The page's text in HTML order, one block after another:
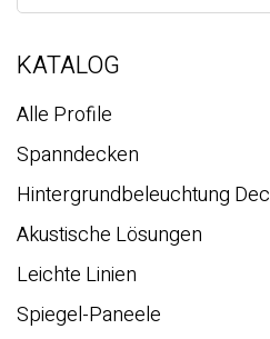
c
e
KATALOG
Alle Profile
Spanndecken
Hintergrundbeleuchtung
Akustische Lösungen
Leichte Linien
Spiegel-Paneele